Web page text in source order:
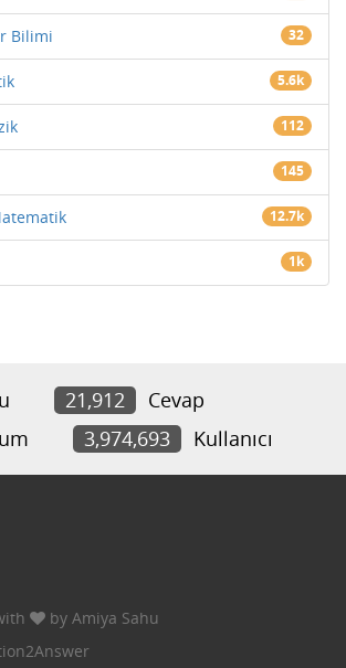
Bilimi 32
5.6k
112
145
12.7k
1k
21,912
Cevap
3,974,693 Kullanıcı
by Amiya Sahu